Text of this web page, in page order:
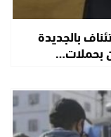
بالجديدة
بحملات…